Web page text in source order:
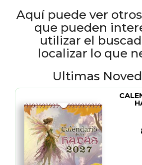
Aquí puede ver
que pueden
utilizar el
localizar lo que
Ultimas